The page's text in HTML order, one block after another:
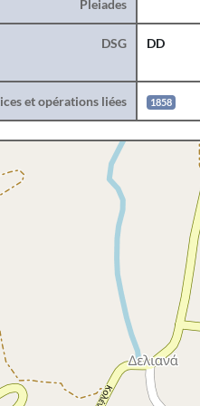
Pleiades
DSG DD
et opérations liées 1858